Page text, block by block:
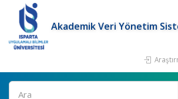
Akademik Veri Yönetim
Ara